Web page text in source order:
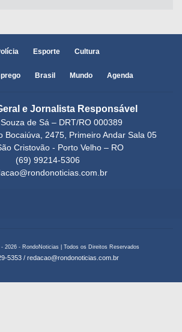
Esporte Cultura
Brasil Mundo Agenda
e Jornalista Responsável
de Sá – DRT/RO 000389
Bocaiúva, 2475, Primeiro Andar Sala 05
Cristovão - Porto Velho – RO
(69) 99214-5306
2026 - RondoNoticias | Todos os Direitos Reservados
5353 / redacao@rondonoticias.com.br